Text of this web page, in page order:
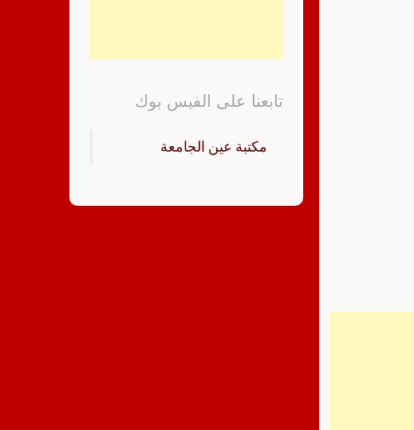
تابعنا على الفيس بوك
‏مكتبة عين الجامعة‏